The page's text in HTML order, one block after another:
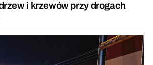
i krzewów przy drogach